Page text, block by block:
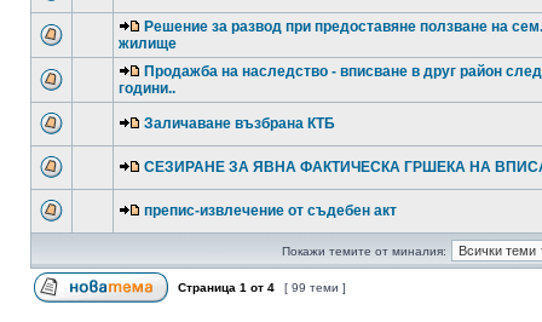
Решение за развод при предоставяне ползване на сем.
жилище
Продажба на наследство - вписване в друг район след
години..
Заличаване възбрана КТБ
СЕЗИРАНЕ ЗА ЯВНА ФАКТИЧЕСКА ГРШЕКА НА
препис-извлечение от съдебен акт
Покажи темите от миналия:
Страница 1 от 4 [ 99 теми ]